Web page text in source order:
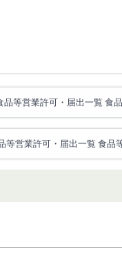
品等営業許可・届出一覧 食
等営業許可・届出一覧 食品